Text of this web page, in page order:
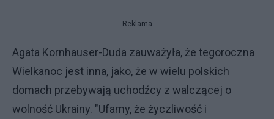
Reklama
Agata Kornhauser-Duda zauważyła, że tegoroczna
Wielkanoc jest inna, jako, że w wielu polskich
domach przebywają uchodźcy z walczącej o
wolność Ukrainy. "Ufamy, że życzliwość i